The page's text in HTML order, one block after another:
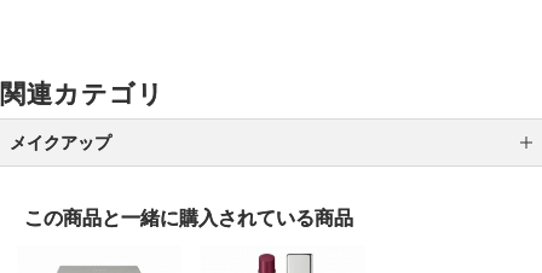
関連カテゴリ
メイクアップ
この商品と一緒に購入されている商品